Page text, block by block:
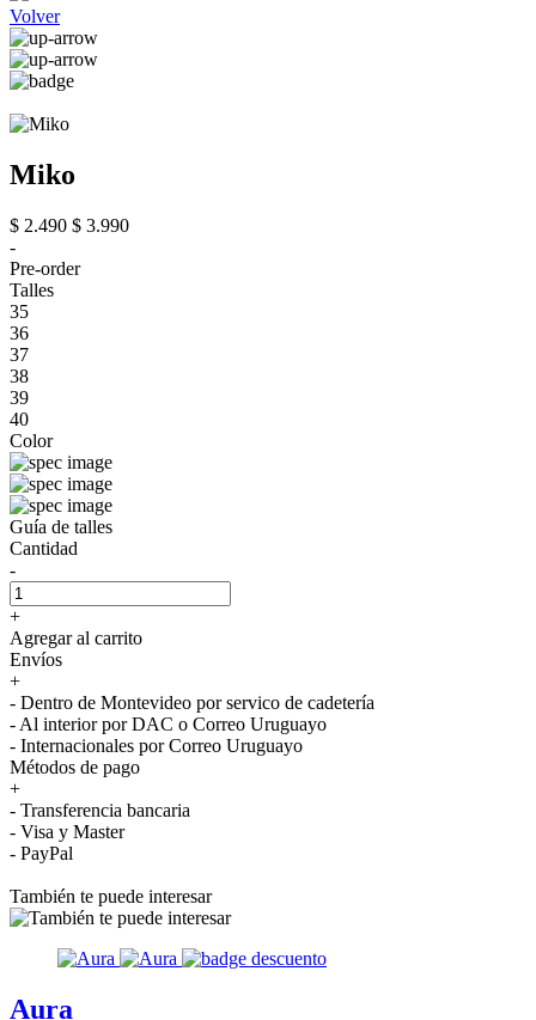
Volver
Miko
$ 2.490 $ 3.990
-
Pre-order
Talles
35
36
37
38
39
40
Color
Guía de talles
Cantidad
-
+
Agregar al carrito
Envíos
+
- Dentro de Montevideo por servico de cadetería
- Al interior por DAC o Correo Uruguayo
- Internacionales por Correo Uruguayo
Métodos de pago
+
- Transferencia bancaria
- Visa y Master
- PayPal
También te puede interesar
Aura